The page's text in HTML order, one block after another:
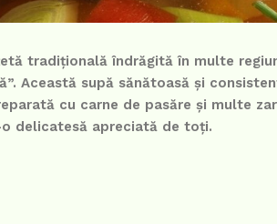
tradițională îndrăgită în multe
Această supă sănătoasă și
cu carne de pasăre și multe
delicatesă apreciată de toți.